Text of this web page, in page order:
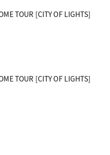
TOUR [CITY OF LIGHTS]
TOUR [CITY OF LIGHTS]